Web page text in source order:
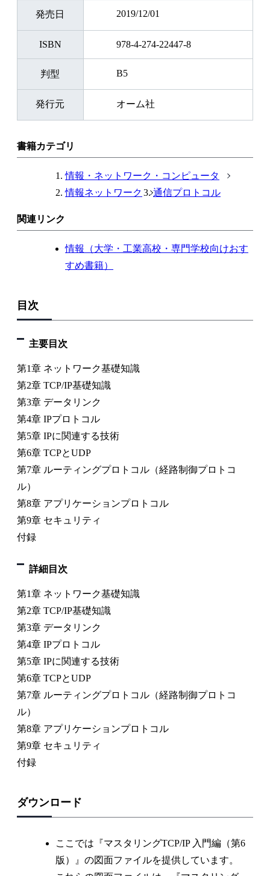
発売日 2019/12/01
ISBN 978-4-274-22447-8
判型 B5
発行元 オーム社
書籍カテゴリ
情報・ネットワーク・コンピュータ
情報ネットワーク
通信プロトコル
関連リンク
情報（大学・工業高校・専門学校向けおす
すめ書籍）
目次
主要目次
第1章 ネットワーク基礎知識
第2章 TCP/IP基礎知識
第3章 データリンク
第4章 IPプロトコル
第5章 IPに関連する技術
第6章 TCPとUDP
第7章 ルーティングプロトコル（経路制御プロトコ
ル）
第8章 アプリケーションプロトコル
第9章 セキュリティ
付録
詳細目次
第1章 ネットワーク基礎知識
第2章 TCP/IP基礎知識
第3章 データリンク
第4章 IPプロトコル
第5章 IPに関連する技術
第6章 TCPとUDP
第7章 ルーティングプロトコル（経路制御プロトコ
ル）
第8章 アプリケーションプロトコル
第9章 セキュリティ
付録
ダウンロード
ここでは『マスタリングTCP/IP 入門編（第6
版）』の図面ファイルを提供しています。